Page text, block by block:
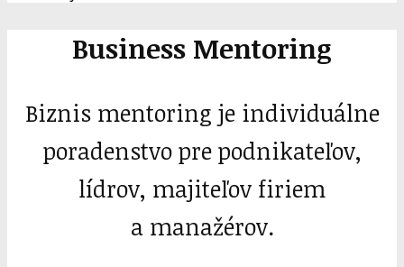
Business Mentoring
Biznis mentoring je individuálne
poradenstvo pre podnikateľov,
lídrov, majiteľov firiem
a manažérov.